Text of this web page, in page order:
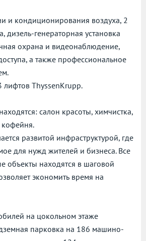
и кондиционирования воздуха, 2
дизель-генераторная установка
охрана и видеонаблюдение,
а также профессиональное
ThyssenKrupp.
салон красоты, химчистка,
кофейня.
развитой инфраструктурой, где
для нужд жителей и бизнеса. Все
объекты находятся в шаговой
экономить время на
на цокольном этаже
парковка на 186 машино-